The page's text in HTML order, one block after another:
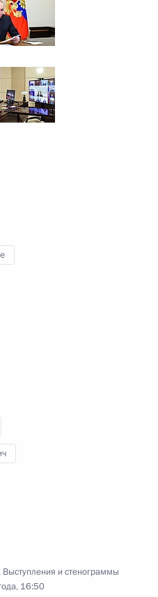
, Выступления и стенограммы
16:50